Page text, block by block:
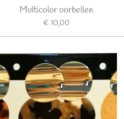
Multicolor oorbellen
€ 10,00